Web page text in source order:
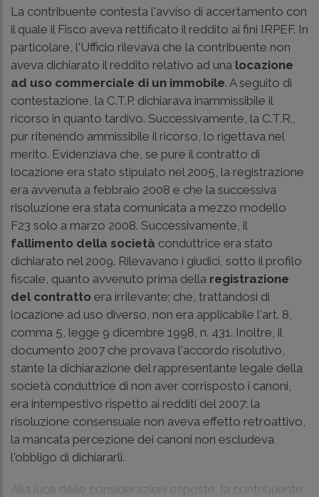
La contribuente contesta l'avviso di accertamento con
il quale il Fisco aveva rettificato il reddito ai fini IRPEF. In
particolare, l'Ufficio rilevava che la contribuente non
aveva dichiarato il reddito relativo ad una locazione
ad uso commerciale di un immobile. A seguito di
contestazione, la C.T.P. dichiarava inammissibile il
ricorso in quanto tardivo. Successivamente, la C.T.R.,
pur ritenendo ammissibile il ricorso, lo rigettava nel
merito. Evidenziava che, se pure il contratto di
locazione era stato stipulato nel 2005, la registrazione
era avvenuta a febbraio 2008 e che la successiva
risoluzione era stata comunicata a mezzo modello
F23 solo a marzo 2008. Successivamente, il
fallimento della società conduttrice era stato
dichiarato nel 2009. Rilevavano i giudici, sotto il profilo
fiscale, quanto avvenuto prima della registrazione
del contratto era irrilevante; che, trattandosi di
locazione ad uso diverso, non era applicabile l'art. 8,
comma 5, legge 9 dicembre 1998, n. 431. Inoltre, il
documento 2007 che provava l'accordo risolutivo,
stante la dichiarazione del rappresentante legale della
società conduttrice di non aver corrisposto i canoni,
era intempestivo rispetto ai redditi del 2007: la
risoluzione consensuale non aveva effetto retroattivo,
la mancata percezione dei canoni non escludeva
l'obbligo di dichiararli.
Alla luce delle considerazioni esposte, la contribuente